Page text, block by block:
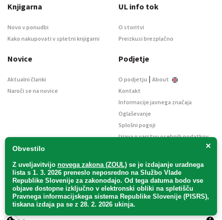
×
Obvestilo
Z uveljavitvijo novega zakona (ZOUL) se je izdajanje uradnega
lista s 1. 3. 2026 preneslo neposredno na Službo Vlade
Republike Slovenije za zakonodajo. Od tega datuma bodo vse
objave dostopne izključno v elektronski obliki na spletišču
Pravnega informacijskega sistema Republike Slovenije (PISRS),
tiskana izdaja pa se z 28. 2. 2026 ukinja.
Knjigarna
Novo v ponudbi
Kako nakupovati v spletni knjigarni
UL info tok
O storitvi
Preizkusi brezplačno
Novice
Aktualni članki
Naroči se na novice
Podjetje
O podjetju | About
Kontakt
Informacije javnega značaja
Oglaševanje
Splošni pogoji
Izjava o varstvu osebnih podatkov
Uradni list d. o. o. – v likvidaciji / Vse pravice pridržane.